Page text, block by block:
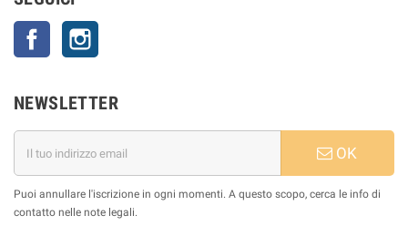
Facebook
NEWSLETTER
OK
Puoi annullare l'iscrizione in ogni momenti. A questo scopo, cerca le info di
contatto nelle note legali.